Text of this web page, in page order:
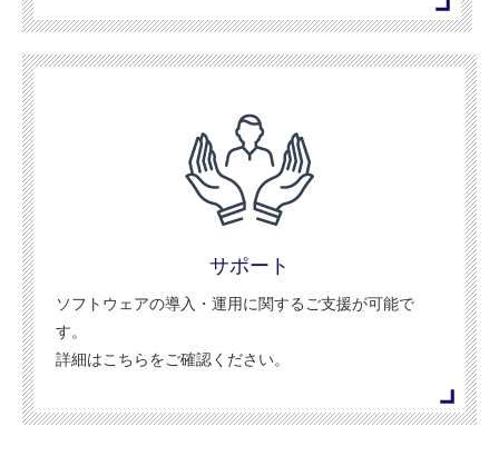
サポート
ソフトウェアの導入・運用に関するご支援が可能で
す。
詳細はこちらをご確認ください。